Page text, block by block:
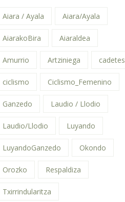
Aiara / Ayala Aiara/Ayala
AiarakoBira Aiaraldea
Amurrio Artziniega cadetes
ciclismo Ciclismo_Femenino
Ganzedo Laudio / Llodio
Laudio/Llodio Luyando
LuyandoGanzedo Okondo
Orozko Respaldiza
Txirrindularitza